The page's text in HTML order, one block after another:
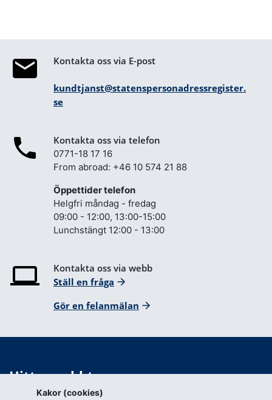
Kakor (cookies)
Kontakta oss via E-post
kundtjanst@statenspersonadressregister.
se
Kontakta oss via telefon
0771-18 17 16
From abroad: +46 10 574 21 88
Öppettider telefon
Helgfri måndag - fredag
09:00 - 12:00, 13:00-15:00
Lunchstängt 12:00 - 13:00
Kontakta oss via webb
Ställ en fråga
Gör en felanmälan
Hitta snabbt
Webbkarta